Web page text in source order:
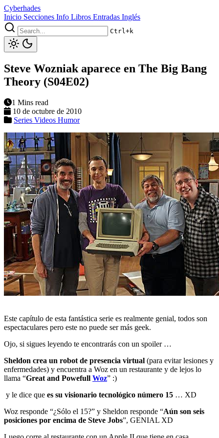
Cyberhades
Inicio Secciones Info Libros Entradas Inglés
Ctrl+k
Steve Wozniak aparece en The Big Bang
Theory (S04E02)
1 Mins read
10 de octubre de 2010
Series Videos Humor
Este capítulo de esta fantástica serie es realmente genial, todos son
espectaculares pero este no puede ser más geek.
Ojo, si sigues leyendo te encontrarás con un spoiler …
Sheldon crea un robot de presencia virtual (para evitar lesiones y
enfermedades) y encuentra a Woz en un restaurante y de lejos lo
llama “Great and Powefull Woz” :)
y le dice que es su visionario tecnológico número 15 … XD
Woz responde “¿Sólo el 15?” y Sheldon responde “Aún son seis
posiciones por encima de Steve Jobs”, GENIAL XD